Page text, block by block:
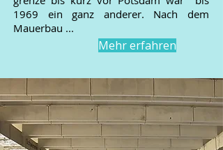
1969 ein ganz anderer. Nach dem
Mauerbau ...
Mehr erfahren